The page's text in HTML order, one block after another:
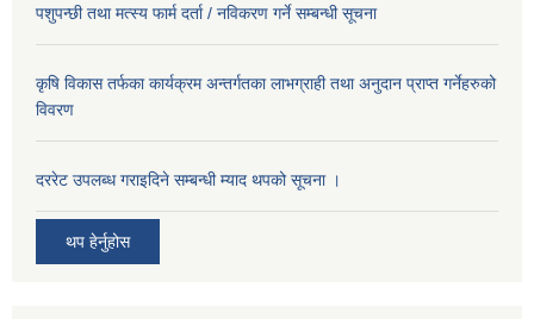
पशुपन्छी तथा मत्स्य फार्म दर्ता / नविकरण गर्ने सम्बन्धी सूचना
कृषि विकास तर्फका कार्यक्रम अन्तर्गतका लाभग्राही तथा अनुदान प्राप्त गर्नेहरुको
विवरण
दररेट उपलब्ध गराइदिने सम्बन्धी म्याद थपको सूचना ।
थप हेर्नुहोस